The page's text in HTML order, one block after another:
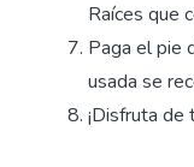
Raíces que
Paga el pie
usada se
¡Disfruta de